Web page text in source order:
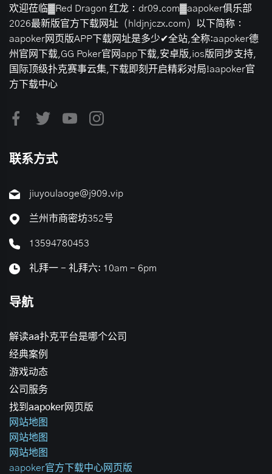
欢迎莅临▓Red Dragon 红龙：dr09.com▓aapoker俱乐部
2026最新版官方下载网址（hldjnjczx.com）以下简称：
aapoker网页版APP下载网址是多少✔全站,全称:aapoker德
州官网下载,GG Poker官网app下载,安卓版,ios版同步支持,
国际顶级扑克赛事云集,下载即刻开启精彩对局!aapoker官
方下载中心
联系方式
jiuyoulaoge@j909.vip
兰州市商密坊352号
13594780453
礼拜一 - 礼拜六: 10am - 6pm
导航
解读aa扑克平台是哪个公司
经典案例
游戏动态
公司服务
找到aapoker网页版
网站地图
网站地图
网站地图
aapoker官方下载中心网页版